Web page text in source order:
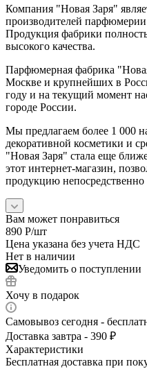
Компания "Новая Заря"
производителей
Продукция фабрики
высокого качества.
Парфюмерная фабрика
Москве и крупнейших в
году и на текущий момент
городе России.
Мы предлагаем более 1 000
декоративной косметики и
"Новая Заря" стала еще
этот интернет-магазин,
продукцию непосредственно
Вам может понравиться
890 Р/шт
Цена указана без учета НДС
Нет в наличии
Уведомить о поступлении
Хочу в подарок
Самовывоз сегодня -
Доставка завтра - 390 ₽
Характеристики
Бесплатная доставка при